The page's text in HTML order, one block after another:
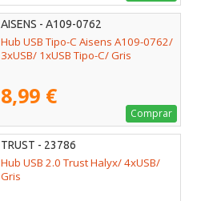
AISENS - A109-0762
Hub USB Tipo-C Aisens A109-0762/
3xUSB/ 1xUSB Tipo-C/ Gris
8,99 €
Comprar
TRUST - 23786
Hub USB 2.0 Trust Halyx/ 4xUSB/
Gris